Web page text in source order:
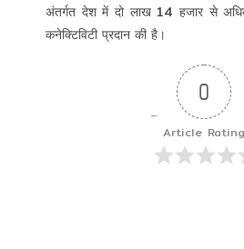
अंतर्गत देश में दो लाख 14 हजार से
कनेक्टिविटी प्रदान की है।
0
Article Rating